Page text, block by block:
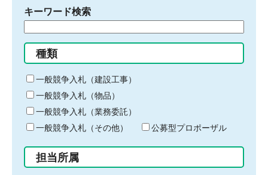
キーワード検索
る
キ
ー
ワ
ー
ド
入
力
種類
一般競争入札（建設工事）
一般競争入札（物品）
一般競争入札（業務委託）
一般競争入札（その他）
公募型プロポーザル
担当所属